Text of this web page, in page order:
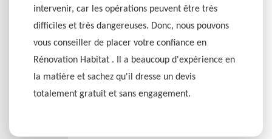
intervenir, car les opérations peuvent être très
difficiles et très dangereuses. Donc, nous pouvons
vous conseiller de placer votre confiance en
Rénovation Habitat . Il a beaucoup d'expérience en
la matière et sachez qu'il dresse un devis
totalement gratuit et sans engagement.